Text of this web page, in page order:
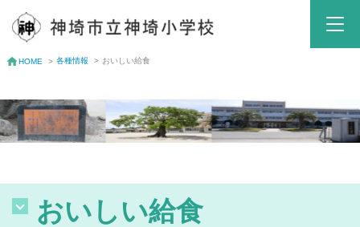
HOME > 各種情報 > おいしい給食
おいしい給食